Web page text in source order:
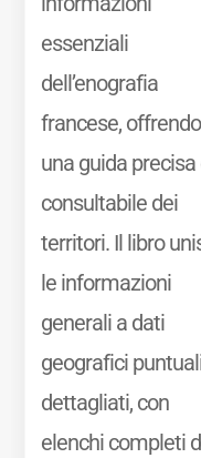
essenziali
dell’enografia
francese, offrendo
una guida precisa
consultabile dei
territori. Il libro
le informazioni
generali a dati
geografici
dettagliati, con
elenchi completi